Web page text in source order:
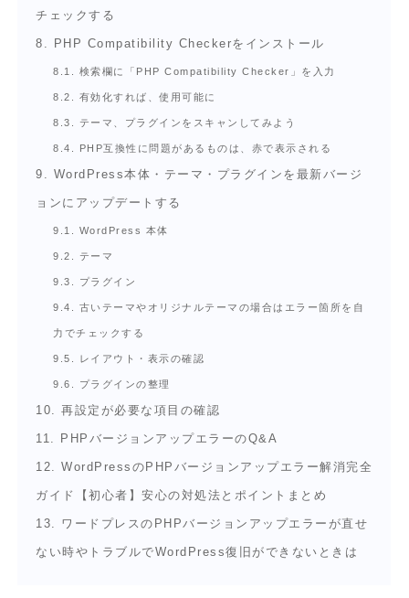
チェックする
8. PHP Compatibility Checkerをインストール
8.1. 検索欄に「PHP Compatibility Checker」を入力
8.2. 有効化すれば、使用可能に
8.3. テーマ、プラグインをスキャンしてみよう
8.4. PHP互換性に問題があるものは、赤で表示される
9. WordPress本体・テーマ・プラグインを最新バージ
ョンにアップデートする
9.1. WordPress 本体
9.2. テーマ
9.3. プラグイン
9.4. 古いテーマやオリジナルテーマの場合はエラー箇所を自
力でチェックする
9.5. レイアウト・表示の確認
9.6. プラグインの整理
10. 再設定が必要な項目の確認
11. PHPバージョンアップエラーのQ&A
12. WordPressのPHPバージョンアップエラー解消完全
ガイド【初心者】安心の対処法とポイントまとめ
13. ワードプレスのPHPバージョンアップエラーが直せ
ない時やトラブルでWordPress復旧ができないときは